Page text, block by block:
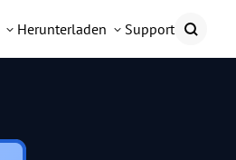
Herunterladen Support